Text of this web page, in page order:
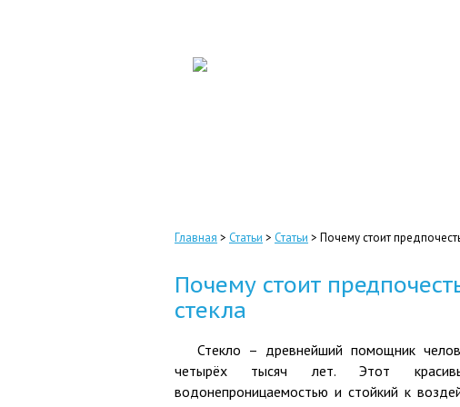
Главная > Статьи > Статьи > Почему стоит
Почему стоит
стекла
Стекло – древнейший помощник
четырёх тысяч лет. Этот
водонепроницаемостью и стойкий к